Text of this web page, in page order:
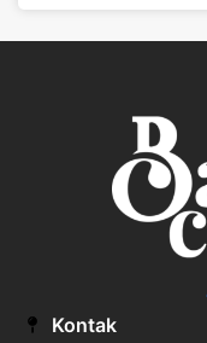
Kontak